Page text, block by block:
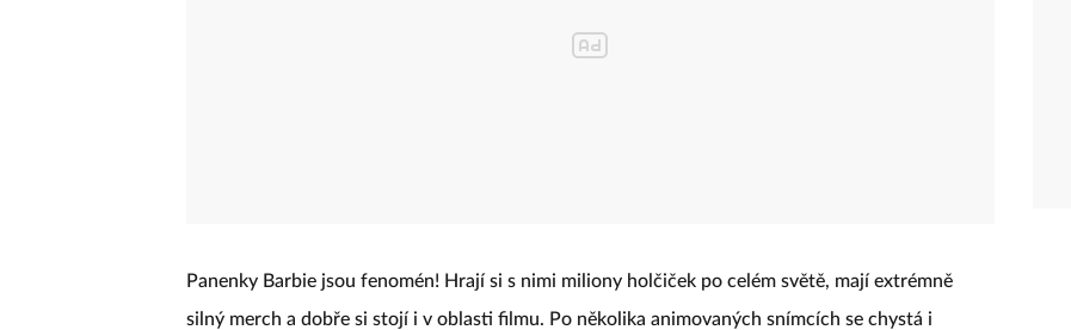
Panenky Barbie jsou fenomén! Hrají si s nimi miliony holčiček po celém světě, mají extrémně
silný merch a dobře si stojí i v oblasti filmu. Po několika animovaných snímcích se chystá i